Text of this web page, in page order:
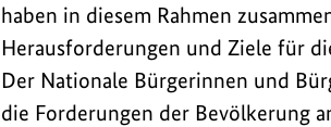
haben in diesem Rahmen
Herausforderungen und Ziele für
Der Nationale Bürgerinnen und
die Forderungen der Bevölkerung